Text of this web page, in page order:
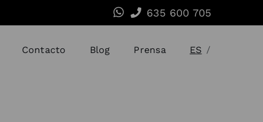
635 600 705
Contacto Blog Prensa ES /